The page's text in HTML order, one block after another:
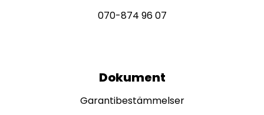
070-874 96 07
Dokument
Garantibestämmelser